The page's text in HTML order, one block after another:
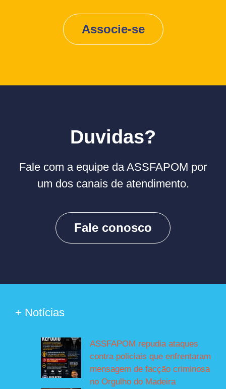
Associe-se
Duvidas?
Fale com a equipe da ASSFAPOM por
um dos canais de atendimento.
Fale conosco
+ Notícias
ASSFAPOM repudia ataques
contra policiais que enfrentaram
mensagem de facção criminosa
no Orgulho do Madeira